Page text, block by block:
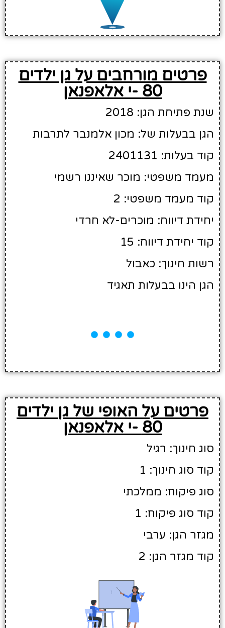
פרטים מורחבים על גן ילדים
80 -י אלאפנאן
שנת פתיחת הגן: 2018
הגן בבעלות של: מכון אלמנבר לתרבות
קוד בעלות: 2401131
מעמד משפטי: מוכר שאיננו רשמי
קוד מעמד משפטי: 2
יחידת דיווח: מוכרים-לא חרדי
קוד יחידת דיווח: 15
רשות חינוך: כאבול
הגן הינו בבעלות תאגיד
פרטים על האופי של גן ילדים
80 -י אלאפנאן
סוג חינוך: רגיל
קוד סוג חינוך: 1
סוג פיקוח: ממלכתי
קוד סוג פיקוח: 1
מגזר הגן: ערבי
קוד מגזר הגן: 2